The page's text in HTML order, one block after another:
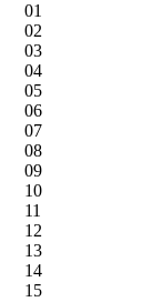
01
02
03
04
05
06
07
08
09
10
11
12
13
14
15